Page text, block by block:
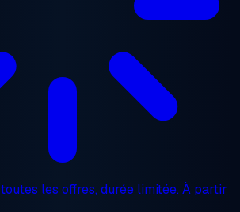
toutes les offres, durée limitée. À partir